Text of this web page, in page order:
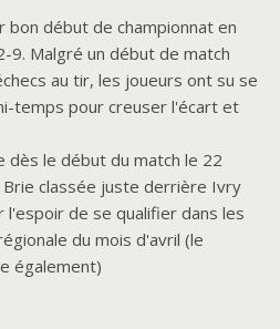
début de championnat en
9. Malgré un début de match
au tir, les joueurs ont su se
temps pour creuser l'écart et
dès le début du match le 22
classée juste derrière Ivry
de se qualifier dans les
du mois d'avril (le
également)